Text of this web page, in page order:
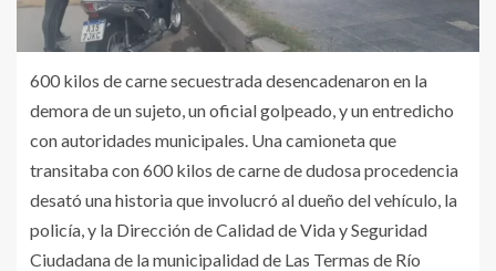
600 kilos de carne secuestrada desencadenaron en la
demora de un sujeto, un oficial golpeado, y un entredicho
con autoridades municipales. Una camioneta que
transitaba con 600 kilos de carne de dudosa procedencia
desató una historia que involucró al dueño del vehículo, la
policía, y la Dirección de Calidad de Vida y Seguridad
Ciudadana de la municipalidad de Las Termas de Río